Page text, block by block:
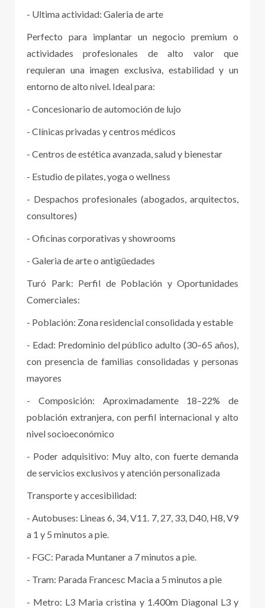
- Ultima actividad: Galeria de arte
Perfecto para implantar un negocio premium o
actividades profesionales de alto valor que
requieran una imagen exclusiva, estabilidad y un
entorno de alto nivel. Ideal para:
- Concesionario de automoción de lujo
- Clínicas privadas y centros médicos
- Centros de estética avanzada, salud y bienestar
- Estudio de pilates, yoga o wellness
- Despachos profesionales (abogados, arquitectos,
consultores)
- Oficinas corporativas y showrooms
- Galeria de arte o antigüedades
Turó Park: Perfil de Población y Oportunidades
Comerciales:
- Población: Zona residencial consolidada y estable
- Edad: Predominio del público adulto (30–65 años),
con presencia de familias consolidadas y personas
mayores
- Composición: Aproximadamente 18–22% de
población extranjera, con perfil internacional y alto
nivel socioeconómico
- Poder adquisitivo: Muy alto, con fuerte demanda
de servicios exclusivos y atención personalizada
Transporte y accesibilidad:
- Autobuses: Lineas 6, 34, V11. 7, 27, 33, D40, H8, V9
a 1 y 5 minutos a pie.
- FGC: Parada Muntaner a 7 minutos a pie.
- Tram: Parada Francesc Macia a 5 minutos a pie
- Metro: L3 Maria cristina y 1.400m Diagonal L3 y